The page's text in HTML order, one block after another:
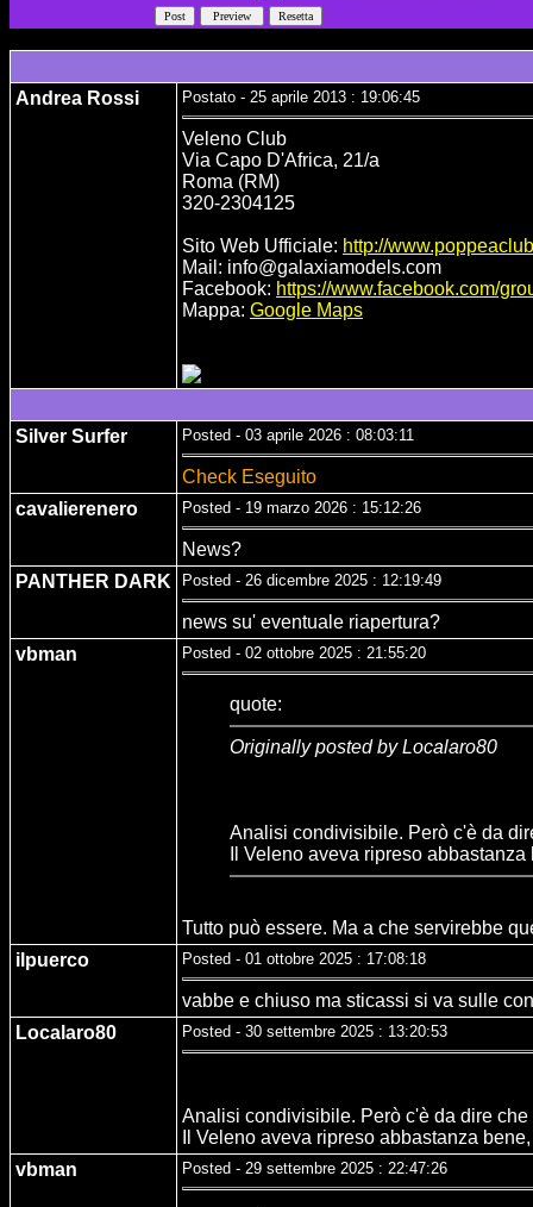
Andrea Rossi Postato - 25 aprile 2013 : 19:06:45
Veleno Club
Via Capo D'Africa, 21/a
Roma (RM)
320-2304125
Sito Web Ufficiale: http://
Mail: info@galaxiamodels.com
Facebook: https://www.facebook.com/
Mappa: Google Maps
Silver Surfer Posted - 03 aprile 2026 : 08:03:11
Check Eseguito
cavalierenero
Posted - 19 marzo 2026 : 15:12:26
News?
PANTHER DARK
Posted - 26 dicembre 2025 : 12:19:49
news su' eventuale riapertura?
vbman
Posted - 02 ottobre 2025 : 21:55:20
quote:
Originally posted by Localaro80
Analisi condivisibile. Però c'è da
Il Veleno aveva ripreso
Tutto può essere. Ma a che servirebbe
ilpuerco
Posted - 01 ottobre 2025 : 17:08:18
vabbe e chiuso ma sticassi si va sulle
Localaro80
Posted - 30 settembre 2025 : 13:20:53
Analisi condivisibile. Però c'è da dire
Il Veleno aveva ripreso abbastanza
vbman
Posted - 29 settembre 2025 : 22:47:26